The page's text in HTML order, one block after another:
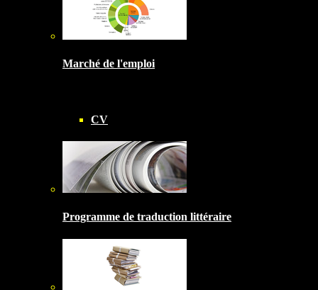
Marché de l'emploi
CV
Programme de traduction littéraire